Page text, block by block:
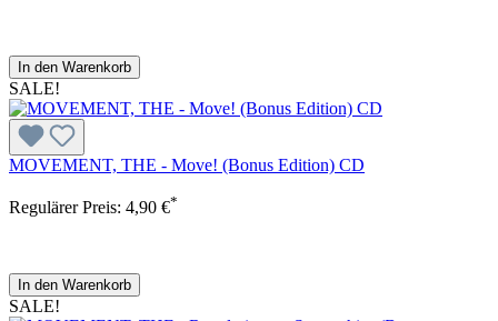
In den Warenkorb
SALE!
MOVEMENT, THE - Move! (Bonus Edition) CD
Regulärer Preis: 4,90 €*
In den Warenkorb
SALE!